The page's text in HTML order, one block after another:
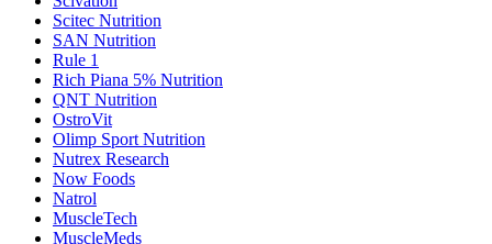
Scitec Nutrition
SAN Nutrition
Rule 1
Rich Piana 5% Nutrition
QNT Nutrition
OstroVit
Olimp Sport Nutrition
Nutrex Research
Now Foods
Natrol
MuscleTech
MuscleMeds